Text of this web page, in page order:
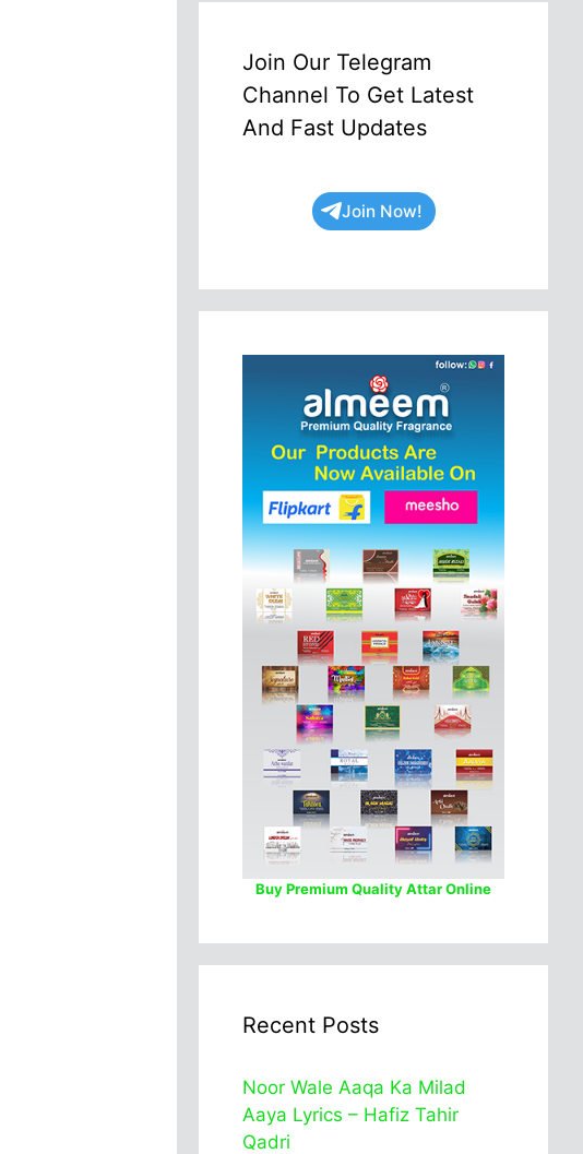
Join Our Telegram
Channel To Get Latest
And Fast Updates
Join Now!
Buy Premium Quality Attar Online
Recent Posts
Noor Wale Aaqa Ka Milad
Aaya Lyrics – Hafiz Tahir
Qadri